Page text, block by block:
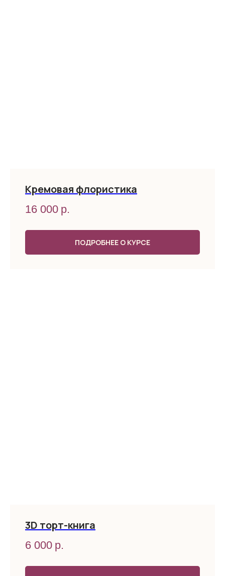
Кремовая флористика
16 000 р.
ПОДРОБНЕЕ О КУРСЕ
3D торт-книга
6 000 р.